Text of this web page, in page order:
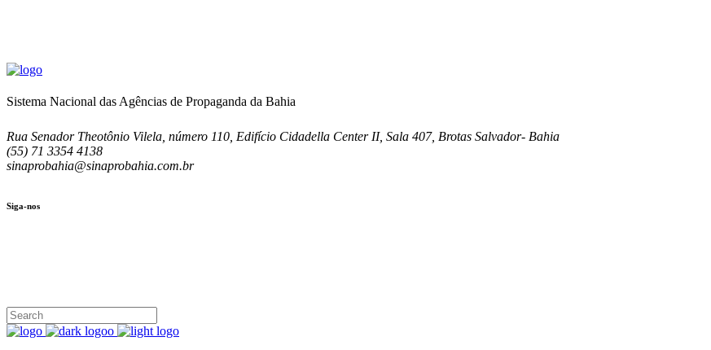
Sistema Nacional das Agências de Propaganda da Bahia
Rua Senador Theotônio Vilela, número 110, Edifício Cidadella Center II, Sala 407, Brotas Salvador- Bahia
(55) 71 3354 4138
sinaprobahia@sinaprobahia.com.br
Siga-nos